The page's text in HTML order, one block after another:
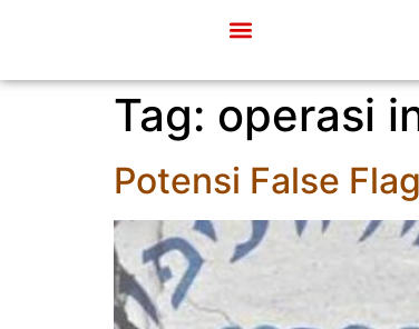
Tag: operasi
Potensi False